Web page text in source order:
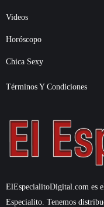
Videos
Horóscopo
Chica Sexy
Términos Y Condiciones
ElEspecialitoDigital.com es
Especialito. Tenemos